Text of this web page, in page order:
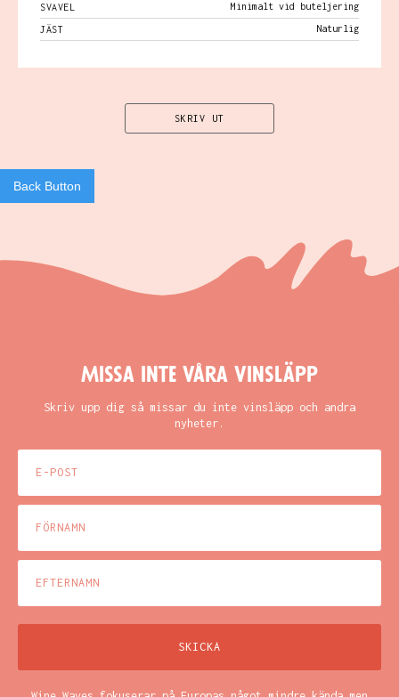
SVAVEL
Minimalt vid buteljering
JÄST Naturlig
SKRIV UT
Back Button
Missa inte våra vinsläpp
Skriv upp dig så missar du inte vinsläpp och andra
nyheter.